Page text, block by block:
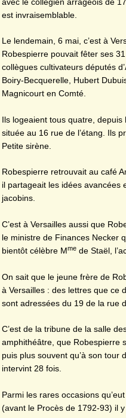
est invraisemblable.
Le lendemain, 6 mai, c’est à
Robespierre pouvait fêter ses
collègues cultivateurs députés
Boiry-Becquerelle, Hubert
Magnicourt en Comté.
Ils logeaient tous quatre, depuis
située au 16 rue de l’étang. Ils
Petite sirène.
Robespierre retrouvait au café
il partageait les idées avancées
jacobins.
C’est à Versailles aussi que
le ministre de Finances Necker
bientôt célèbre Mme de Staël,
On sait que le jeune frère de
à Versailles : des lettres que ce
sont adressées du 19 de la rue
C’est de la tribune de la salle
amphithéâtre, que Robespierre
puis plus souvent qu’à son tour
intervint 28 fois.
Parmi les rares occasions
(avant le Procès de 1792-93) il